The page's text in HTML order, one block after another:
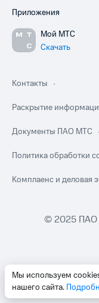
Мы используем
нашего сайта.
Приложения
Мой МТС
Скачать
Контакты
Раскрытие
Документы ПАО МТС
Политика обработки
Комплаенс и деловая
© 2025 ПАО